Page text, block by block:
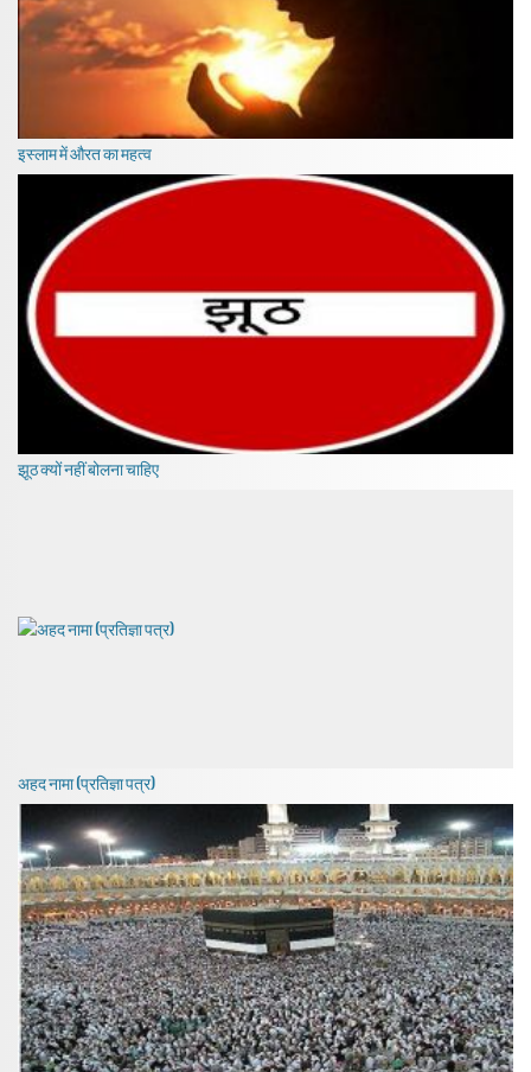
इस्लाम में औरत का महत्व
झूठ क्यों नहीं बोलना चाहिए
अहद नामा (प्रतिज्ञा पत्र)